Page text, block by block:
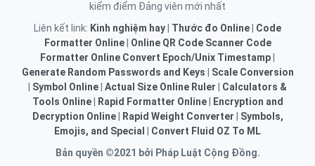
kiểm điểm Đảng viên mới nhất
Liên kết link: Kinh nghiệm hay Thước đo Online
Code
Formatter Online| Online QR Code Scanner Code
Formatter Online Convert Epoch/Unix Timestamp
Generate Random Passwords and Keys
Scale Conversion
Symbol Online Actual Size Online Ruler
Calculators &
Tools Online| Rapid Formatter Online|
Encryption and
Decryption Online| Rapid Weight Converter
Symbols,
Emojis, and Special
Convert Fluid OZ To ML
Bản quyền ©2021 bởi Pháp Luật Cộng Đồng.